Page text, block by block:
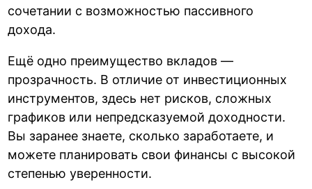
сочетании с возможностью пассивного
дохода.
Ещё одно преимущество вкладов —
прозрачность. В отличие от инвестиционных
инструментов, здесь нет рисков, сложных
графиков или непредсказуемой доходности.
Вы заранее знаете, сколько заработаете, и
можете планировать свои финансы с высокой
степенью уверенности.